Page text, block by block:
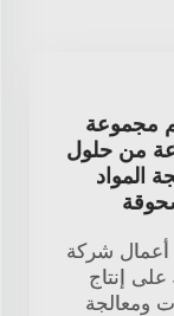
مجموعة
من حلول
المواد
أعمال شركة
JCN على إنتاج
ومعالجة